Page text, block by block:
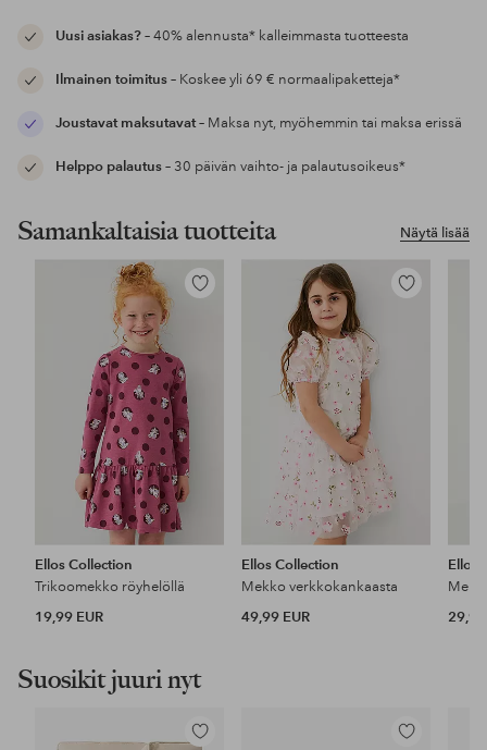
Uusi asiakas?– 40% alennusta* kalleimmasta tuotteesta
Ilmainen toimitus– Koskee yli 69 € normaalipaketteja*
Joustavat maksutavat– Maksa nyt, myöhemmin tai maksa erissä
Helppo palautus– 30 päivän vaihto- ja palautusoikeus*
Näytä lisää
Samankaltaisia tuotteita
Lisää
Ellos Collection
Trikoomekko röyhelöllä
19,99 EUR
Lisää
Ellos Collection
Mekko verkkokankaasta
49,99 EUR
Ellos
29,99
Suosikit juuri nyt
Lisää Lisää